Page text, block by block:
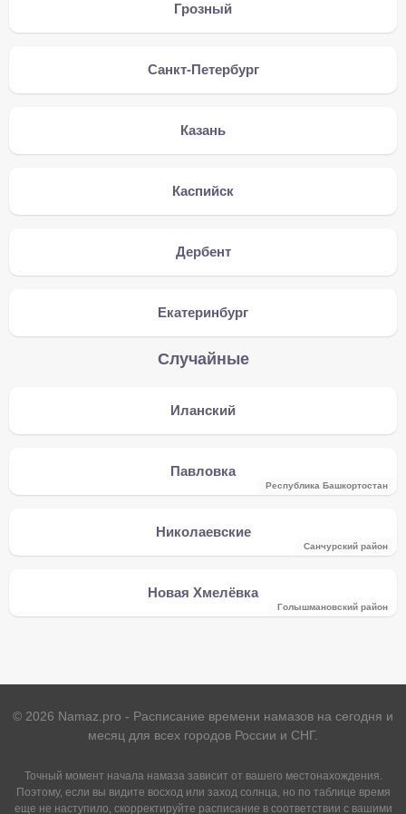
Грозный
Санкт-Петербург
Казань
Каспийск
Дербент
Екатеринбург
Случайные
Иланский
Павловка
Республика Башкортостан
Николаевские
Санчурский район
Новая Хмелёвка
Голышмановский район
© 2026 Namaz.pro - Расписание времени намазов на сегодня и
месяц для всех городов России и СНГ.
Точный момент начала намаза зависит от вашего местонахождения.
Поэтому, если вы видите восход или заход солнца, но по таблице время
еще не наступило, скорректируйте расписание в соответствии с вашими